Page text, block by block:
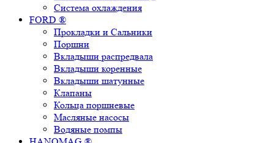
Система охлаждения
FORD ®
Прокладки и Сальники
Поршни
Вкладыши распредвала
Вкладыши коренные
Вкладыши шатунные
Клапаны
Кольца поршневые
Масляные насосы
Водяные помпы